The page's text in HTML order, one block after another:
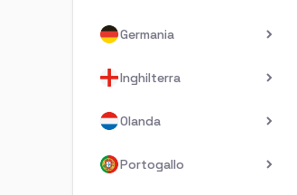
Germania
Inghilterra
Olanda
Portogallo